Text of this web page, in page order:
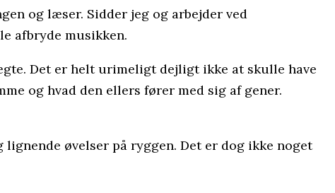
og læser. Sidder jeg og arbejder ved
afbryde musikken.
Det er helt urimeligt dejligt ikke at skulle have
og hvad den ellers fører med sig af gener.
øvelser på ryggen. Det er dog ikke noget